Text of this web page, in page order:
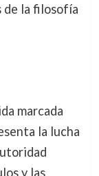
de la filosofía
marcada
la lucha
y las